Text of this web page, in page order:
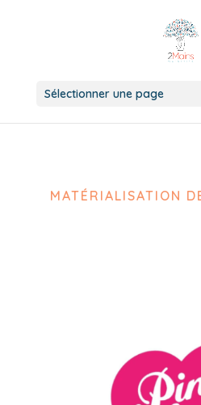
Sélectionner une page
MATÉRIALISATION